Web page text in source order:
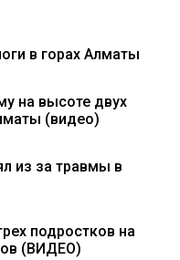
в горах Алматы
на высоте двух
(видео)
из за травмы в
подростков на
(ВИДЕО)